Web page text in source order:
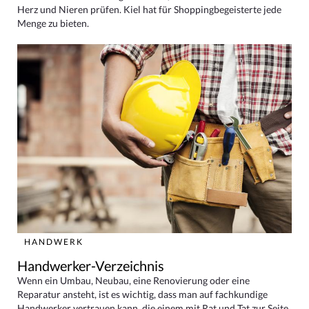
Herz und Nieren prüfen. Kiel hat für Shoppingbegeisterte jede
Menge zu bieten.
HANDWERK
Handwerker-Verzeichnis
Wenn ein Umbau, Neubau, eine Renovierung oder eine
Reparatur ansteht, ist es wichtig, dass man auf fachkundige